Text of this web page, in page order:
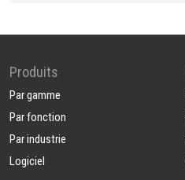
Produits
Par gamme
Par fonction
Par industrie
Logiciel